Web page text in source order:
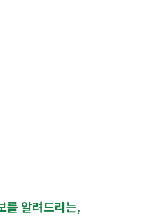
를 알려드리는,